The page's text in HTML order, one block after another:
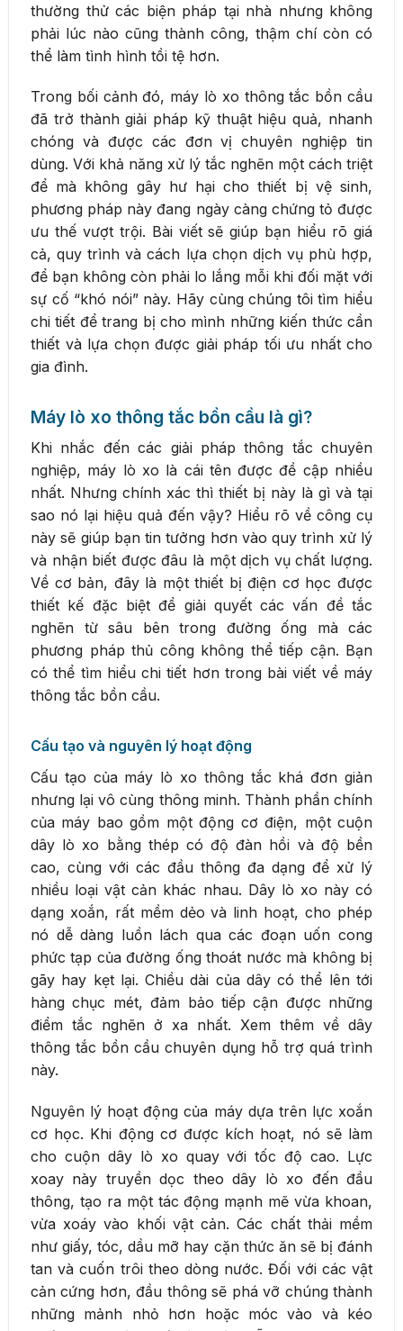
thường thử các biện pháp tại nhà nhưng không
phải lúc nào cũng thành công, thậm chí còn có
thể làm tình hình tồi tệ hơn.
Trong bối cảnh đó, máy lò xo thông tắc bồn cầu
đã trở thành giải pháp kỹ thuật hiệu quả, nhanh
chóng và được các đơn vị chuyên nghiệp tin
dùng. Với khả năng xử lý tắc nghẽn một cách triệt
để mà không gây hư hại cho thiết bị vệ sinh,
phương pháp này đang ngày càng chứng tỏ được
ưu thế vượt trội. Bài viết sẽ giúp bạn hiểu rõ giá
cả, quy trình và cách lựa chọn dịch vụ phù hợp,
để bạn không còn phải lo lắng mỗi khi đối mặt với
sự cố “khó nói” này. Hãy cùng chúng tôi tìm hiểu
chi tiết để trang bị cho mình những kiến thức cần
thiết và lựa chọn được giải pháp tối ưu nhất cho
gia đình.
Máy lò xo thông tắc bồn cầu là gì?
Khi nhắc đến các giải pháp thông tắc chuyên
nghiệp, máy lò xo là cái tên được đề cập nhiều
nhất. Nhưng chính xác thì thiết bị này là gì và tại
sao nó lại hiệu quả đến vậy? Hiểu rõ về công cụ
này sẽ giúp bạn tin tưởng hơn vào quy trình xử lý
và nhận biết được đâu là một dịch vụ chất lượng.
Về cơ bản, đây là một thiết bị điện cơ học được
thiết kế đặc biệt để giải quyết các vấn đề tắc
nghẽn từ sâu bên trong đường ống mà các
phương pháp thủ công không thể tiếp cận. Bạn
có thể tìm hiểu chi tiết hơn trong bài viết về máy
thông tắc bồn cầu.
Cấu tạo và nguyên lý hoạt động
Cấu tạo của máy lò xo thông tắc khá đơn giản
nhưng lại vô cùng thông minh. Thành phần chính
của máy bao gồm một động cơ điện, một cuộn
dây lò xo bằng thép có độ đàn hồi và độ bền
cao, cùng với các đầu thông đa dạng để xử lý
nhiều loại vật cản khác nhau. Dây lò xo này có
dạng xoắn, rất mềm dẻo và linh hoạt, cho phép
nó dễ dàng luồn lách qua các đoạn uốn cong
phức tạp của đường ống thoát nước mà không bị
gãy hay kẹt lại. Chiều dài của dây có thể lên tới
hàng chục mét, đảm bảo tiếp cận được những
điểm tắc nghẽn ở xa nhất. Xem thêm về dây
thông tắc bồn cầu chuyên dụng hỗ trợ quá trình
này.
Nguyên lý hoạt động của máy dựa trên lực xoắn
cơ học. Khi động cơ được kích hoạt, nó sẽ làm
cho cuộn dây lò xo quay với tốc độ cao. Lực
xoay này truyền dọc theo dây lò xo đến đầu
thông, tạo ra một tác động mạnh mẽ vừa khoan,
vừa xoáy vào khối vật cản. Các chất thải mềm
như giấy, tóc, dầu mỡ hay cặn thức ăn sẽ bị đánh
tan và cuốn trôi theo dòng nước. Đối với các vật
cản cứng hơn, đầu thông sẽ phá vỡ chúng thành
những mảnh nhỏ hơn hoặc móc vào và kéo